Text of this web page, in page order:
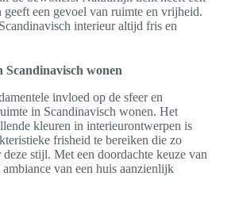
een gevoel van ruimte en vrijheid.
interieur altijd fris en
wonen
invloed op de sfeer en
in Scandinavisch wonen. Het
kleuren in interieurontwerpen is
frisheid te bereiken die zo
stijl. Met een doordachte keuze van
van een huis aanzienlijk